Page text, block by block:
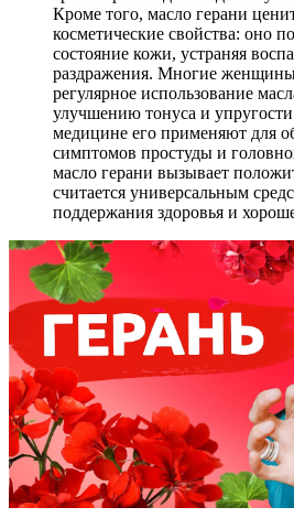
Кроме того, масло герани
косметические свойства: оно
состояние кожи, устраняя
раздражения. Многие
регулярное использование
улучшению тонуса и
медицине его применяют для
симптомов простуды и
масло герани вызывает
считается универсальным
поддержания здоровья и